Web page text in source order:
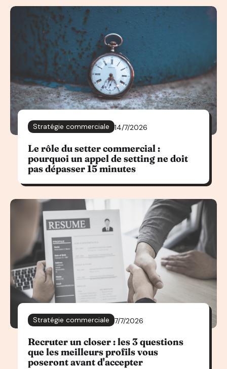
Stratégie commerciale 14/7/2026
Le rôle du setter commercial :
pourquoi un appel de setting ne doit
pas dépasser 15 minutes
Stratégie commerciale 7/7/2026
Recruter un closer : les 3 questions
que les meilleurs profils vous
poseront avant d'accepter